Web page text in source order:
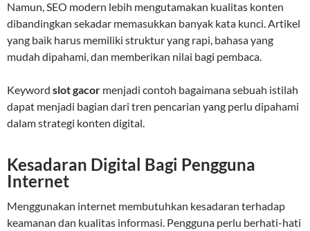
Namun, SEO modern lebih mengutamakan kualitas konten
dibandingkan sekadar memasukkan banyak kata kunci. Artikel
yang baik harus memiliki struktur yang rapi, bahasa yang
mudah dipahami, dan memberikan nilai bagi pembaca.
Keyword slot gacor menjadi contoh bagaimana sebuah istilah
dapat menjadi bagian dari tren pencarian yang perlu dipahami
dalam strategi konten digital.
Kesadaran Digital Bagi Pengguna
Internet
Menggunakan internet membutuhkan kesadaran terhadap
keamanan dan kualitas informasi. Pengguna perlu berhati-hati